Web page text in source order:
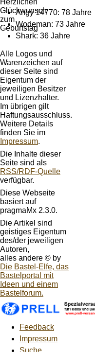
Angy 14770: 78 Jahre
Wodeman: 73 Jahre
Shark: 36 Jahre
Alle Logos und
Warenzeichen auf
dieser Seite sind
Eigentum der
jeweiligen Besitzer
und Lizenzhalter.
Im übrigen gilt
Haftungsausschluss.
Weitere Details
finden Sie im
Impressum.
Die Inhalte dieser
Seite sind als
RSS/RDF-Quelle
verfügbar.
Diese Webseite
basiert auf
pragmaMx 2.3.0.
Die Artikel sind
geistiges Eigentum
des/der jeweiligen
Autoren,
alles andere © by
Die Bastel-Elfe, das
Bastelportal mit
Ideen und einem
Bastelforum.
Feedback
Impressum
Suche